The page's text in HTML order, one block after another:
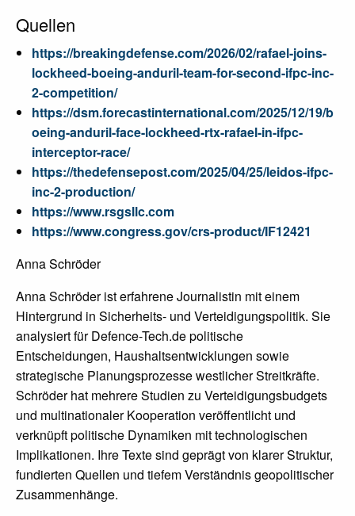
Quellen
https://breakingdefense.com/2026/02/rafael-joins-
lockheed-boeing-anduril-team-for-second-ifpc-inc-
2-competition/
https://dsm.forecastinternational.com/2025/12/19/b
oeing-anduril-face-lockheed-rtx-rafael-in-ifpc-
interceptor-race/
https://thedefensepost.com/2025/04/25/leidos-ifpc-
inc-2-production/
https://www.rsgsllc.com
https://www.congress.gov/crs-product/IF12421
Anna Schröder
Anna Schröder ist erfahrene Journalistin mit einem
Hintergrund in Sicherheits- und Verteidigungspolitik. Sie
analysiert für Defence-Tech.de politische
Entscheidungen, Haushaltsentwicklungen sowie
strategische Planungsprozesse westlicher Streitkräfte.
Schröder hat mehrere Studien zu Verteidigungsbudgets
und multinationaler Kooperation veröffentlicht und
verknüpft politische Dynamiken mit technologischen
Implikationen. Ihre Texte sind geprägt von klarer Struktur,
fundierten Quellen und tiefem Verständnis geopolitischer
Zusammenhänge.